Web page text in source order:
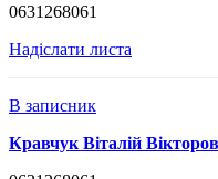
0631268061
Надіслати листа
В записник
Кравчук Віталій